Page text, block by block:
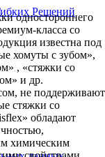
одностороннего
класса со
известна под
хомуты с зубом»,
, «стяжки со
и др.
не поддерживают
стяжки со
обладают
химическим